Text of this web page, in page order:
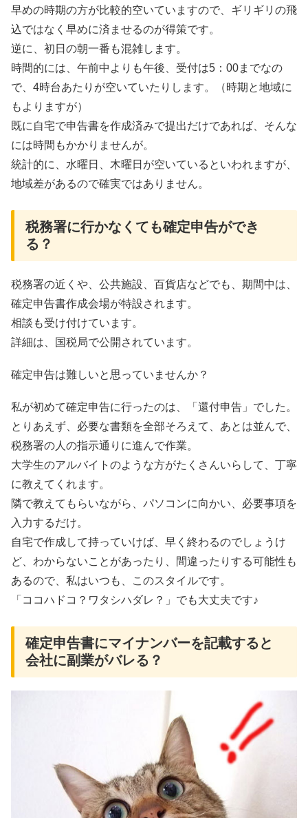
早めの時期の方が比較的空いていますので、ギリギリの飛
込ではなく早めに済ませるのが得策です。
逆に、初日の朝一番も混雑します。
時間的には、午前中よりも午後、受付は5：00までなの
で、4時台あたりが空いていたりします。（時期と地域に
もよりますが）
既に自宅で申告書を作成済みで提出だけであれば、そんな
には時間もかかりませんが。
統計的に、水曜日、木曜日が空いているといわれますが、
地域差があるので確実ではありません。
税務署に行かなくても確定申告ができ
る？
税務署の近くや、公共施設、百貨店などでも、期間中は、
確定申告書作成会場が特設されます。
相談も受け付けています。
詳細は、国税局で公開されています。
確定申告は難しいと思っていませんか？
私が初めて確定申告に行ったのは、「還付申告」でした。
とりあえず、必要な書類を全部そろえて、あとは並んで、
税務署の人の指示通りに進んで作業。
大学生のアルバイトのような方がたくさんいらして、丁寧
に教えてくれます。
隣で教えてもらいながら、パソコンに向かい、必要事項を
入力するだけ。
自宅で作成して持っていけば、早く終わるのでしょうけ
ど、わからないことがあったり、間違ったりする可能性も
あるので、私はいつも、このスタイルです。
「ココハドコ？ワタシハダレ？」でも大丈夫です♪
確定申告書にマイナンバーを記載すると
会社に副業がバレる？